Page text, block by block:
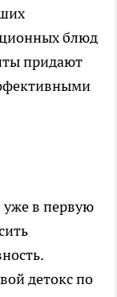
блюд
придают
уже в первую
детокс по